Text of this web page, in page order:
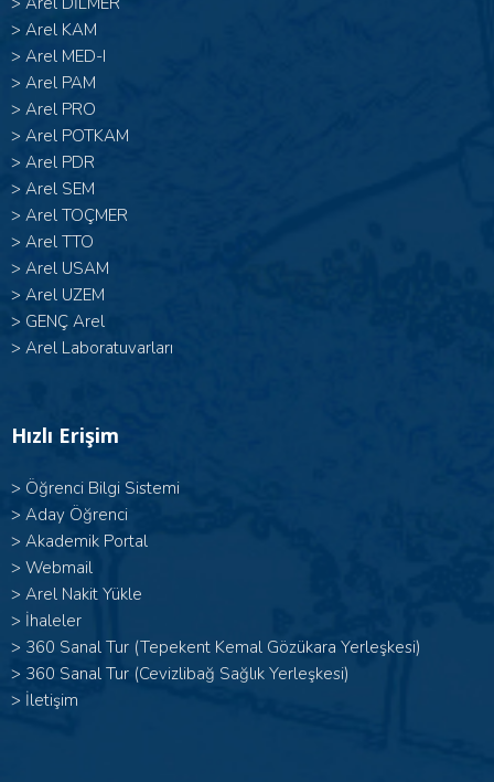
> Arel KAM
> Arel MED-I
> Arel PAM
> Arel PRO
> Arel POTKAM
> Arel PDR
> Arel SEM
> Arel TOÇMER
> Arel TTO
> Arel USAM
> Arel UZEM
> GENÇ Arel
> Arel Laboratuvarları
Hızlı Erişim
> Öğrenci Bilgi Sistemi
> Aday Öğrenci
> Akademik Portal
> Webmail
> Arel Nakit Yükle
> İhaleler
> 360 Sanal Tur (Tepekent Kemal Gözükara Yerleşkesi)
> 360 Sanal Tur (Cevizlibağ Sağlık Yerleşkesi)
> İletişim